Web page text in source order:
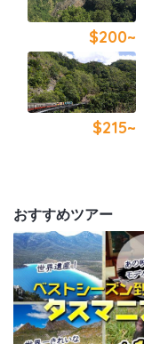
$200~
$215~
おすすめツアー